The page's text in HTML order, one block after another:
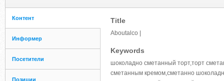
Контент
Информер
Посетители
Позиции
Title
Aboutalco |
Keywords
шоколадно сметанный торт,торт
сметанным кремом,сметанно